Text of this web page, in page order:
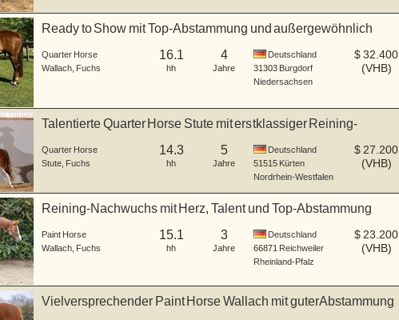
Ready to Show mit Top-Abstammung und außergewöhnlich
Quarter Horse
Wallach Fuchs
16.1
hh
4
Jahre
Deutschland
31303 Burgdorf
Niedersachsen
$32.400
(VHB)
Talentierte Quarter Horse Stute mit erstklassiger Reining-
Quarter Horse
Stute Fuchs
14.3
hh
5
Jahre
Deutschland
51515 Kürten
Nordrhein-Westfalen
$ 27.200
(VHB)
Reining-Nachwuchs mit Herz, Talent und Top-Abstammung
Paint Horse
Wallach Fuchs
15.1
hh
3
Jahre
Deutschland
66871 Reichweiler
Rheinland-Pfalz
$ 23.200
(VHB)
Vielversprechender Paint Horse Wallach mit guterAbstammung